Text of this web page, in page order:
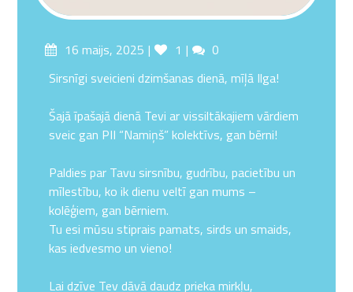
Posted16 maijs, 2025 Likes
1 Comments
0
Sirsnīgi sveicieni dzimšanas dienā, mīļā Ilga!
Šajā īpašajā dienā Tevi ar vissiltākajiem vārdiem
sveic gan PII “Namiņš” kolektīvs, gan bērni!
Paldies par Tavu sirsnību, gudrību, pacietību un
mīlestību, ko ik dienu veltī gan mums –
kolēģiem, gan bērniem.
Tu esi mūsu stiprais pamats, sirds un smaids,
kas iedvesmo un vieno!
Lai dzīve Tev dāvā daudz prieka mirkļu,